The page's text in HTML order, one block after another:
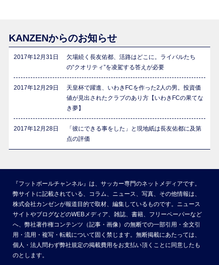
KANZENからのお知らせ
2017年12月31日
欠場続く長友佑都、活路はどこに。ライバルたち
の“クオリティ”を凌駕する答えが必要
2017年12月29日
天皇杯で躍進、いわきFCを作った2人の男。投資価
値が見出されたクラブのあり方【いわきFCの果てな
き夢】
2017年12月28日
「彼にできる事をした」と現地紙は長友佑都に及第
点の評価
『フットボールチャンネル』は、サッカー専門のネットメディアです。
弊サイトに記載されている、コラム、ニュース、写真、その他情報は、
株式会社カンゼンが報道目的で取材、編集しているものです。ニュース
サイトやブログなどのWEBメディア、雑誌、書籍、フリーペーパーなど
へ、弊社著作権コンテンツ（記事・画像）の無断での一部引用・全文引
用・流用・複写・転載について固く禁じます。無断掲載にあたっては、
個人・法人問わず弊社規定の掲載費用をお支払い頂くことに同意したも
のとします。